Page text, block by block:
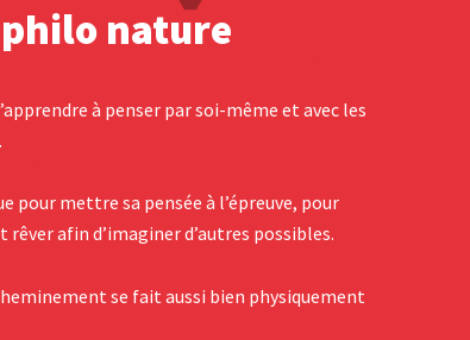
nature
à penser par soi-même et avec les
pour mettre sa pensée à l’épreuve, pour
afin d’imaginer d’autres possibles.
se fait aussi bien physiquement